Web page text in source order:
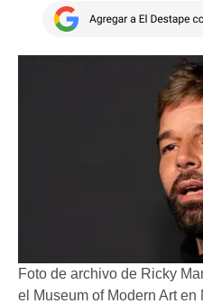
Foto de archivo de Ricky
el Museum of Modern Art en